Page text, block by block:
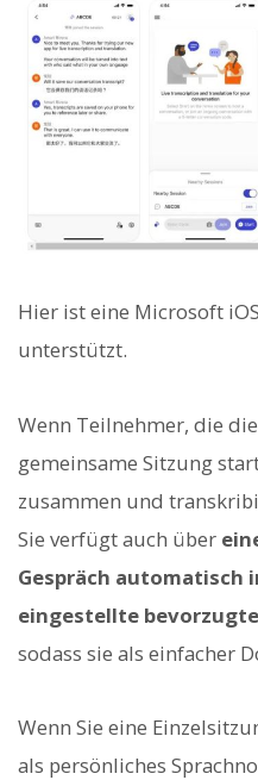
Hier ist eine Microsoft
unterstützt.
Wenn Teilnehmer, die
gemeinsame Sitzung
zusammen und
Sie verfügt auch über
Gespräch automatisch
eingestellte
sodass sie als einfacher
Wenn Sie eine
als persönliches